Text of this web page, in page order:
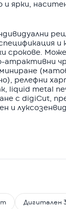
и ярки,
и
срокове.
атрактивни
релефни
liquid metal
с digiCut,
и
Дигитален